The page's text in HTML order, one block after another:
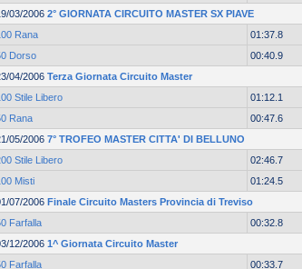
03/2006 2° GIORNATA CIRCUITO MASTER SX PIAVE
Rana
01:37.8
Dorso
00:40.9
04/2006 Terza Giornata Circuito Master
Stile Libero
01:12.1
Rana
00:47.6
05/2006 7° TROFEO MASTER CITTA' DI BELLUNO
Stile Libero
02:46.7
Misti
01:24.5
07/2006 Finale Circuito Masters Provincia di Treviso
Farfalla
00:32.8
12/2006 1^ Giornata Circuito Master
Farfalla
00:33.7